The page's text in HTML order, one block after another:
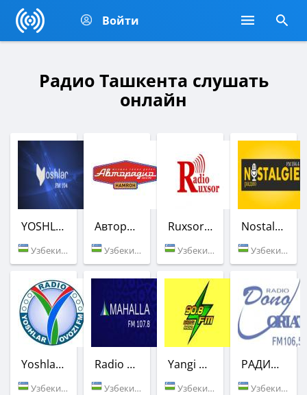
Войти
Радио Ташкента слушать
онлайн
YOSHLAR
Узбекистан (104.0 FM)
Авторадио
Узбекистан (102.0 FM)
Ruxsor FM
Узбекистан (106.7 FM)
Nostalgie FM
Узбекистан (104.4 FM)
Yoshlar ovozi
Узбекистан (90.8 FM)
Radio Mahalla
Узбекистан (107.8 FM)
Yangi Radio (HIT FM)
Узбекистан (90.8 FM)
РАДИО "Ориат Доно"
Узбекистан (106.5 FM)